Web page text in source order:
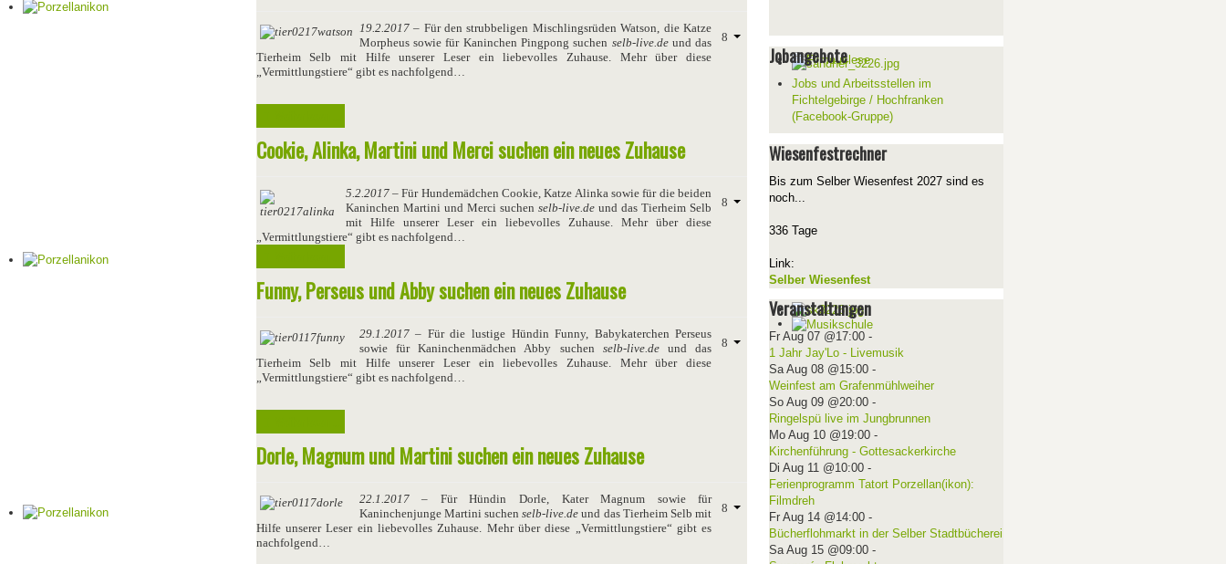
19.2.2017– Für den strubbeligen Mischlingsrüden Watson, die Katze
Morpheus sowie für Kaninchen Pingpong suchen selb-live.deund das
Tierheim Selb mit Hilfe unserer Leser ein liebevolles Zuhause. Mehr über diese
„Vermittlungstiere“ gibt es nachfolgend…
Cookie, Alinka, Martini und Merci suchen ein neues Zuhause
5.2.2017– Für Hundemädchen Cookie, Katze Alinka sowie für die beiden
Kaninchen Martini und Merci suchen selb-live.de und das Tierheim Selb
mit Hilfe unserer Leser ein liebevolles Zuhause. Mehr über diese
„Vermittlungstiere“ gibt es nachfolgend…
Funny, Perseus und Abby suchen ein neues Zuhause
29.1.2017– Für die lustige Hündin Funny, Babykaterchen Perseus
sowie für Kaninchenmädchen Abby suchen selb-live.deund das
Tierheim Selb mit Hilfe unserer Leser ein liebevolles Zuhause. Mehr über diese
„Vermittlungstiere“ gibt es nachfolgend…
Dorle, Magnum und Martini suchen ein neues Zuhause
22.1.2017– Für Hündin Dorle, Kater Magnum sowie für
Kaninchenjunge Martini suchenselb-live.de und das Tierheim Selb mit
Hilfe unserer Leser ein liebevolles Zuhause. Mehr über diese „Vermittlungstiere“ gibt es
nachfolgend…
Jobangebote
Jobs und Arbeitsstellen im
Fichtelgebirge / Hochfranken
(Facebook-Gruppe)
Wiesenfestrechner
Bis zum Selber Wiesenfest 2027 sind es
noch...
336 Tage
Link:
Selber Wiesenfest
Veranstaltungen
Fr Aug 07 @17:00-
1 Jahr Jay'Lo - Livemusik
Sa Aug 08 @15:00-
Weinfest am Grafenmühlweiher
So Aug 09 @20:00-
Ringelspü live im Jungbrunnen
Mo Aug 10 @19:00-
Kirchenführung - Gottesackerkirche
Di Aug 11 @10:00-
Ferienprogramm Tatort Porzellan(ikon):
Filmdreh
Fr Aug 14 @14:00-
Bücherflohmarkt in der Selber Stadtbücherei
Sa Aug 15 @09:00-